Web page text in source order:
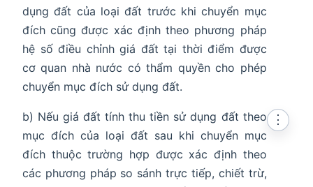
dụng đất của loại đất trước khi chuyển mục
đích cũng được xác định theo phương pháp
hệ số điều chỉnh giá đất tại thời điểm được
cơ quan nhà nước có thẩm quyền cho phép
chuyển mục đích sử dụng đất.
b) Nếu giá đất tính thu tiền sử dụng đất theo
mục đích của loại đất sau khi chuyển mục
đích thuộc trường hợp được xác định theo
các phương pháp so sánh trực tiếp, chiết trừ,
⋮